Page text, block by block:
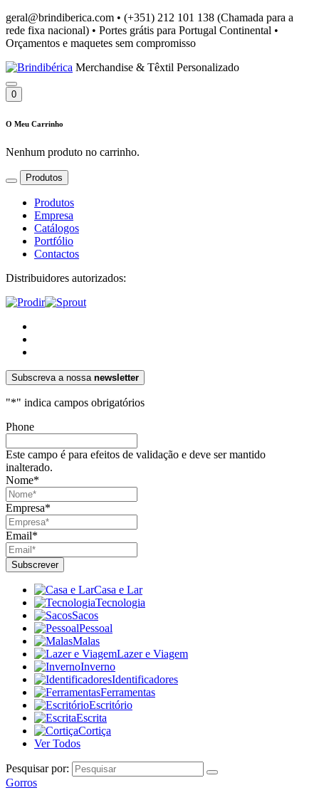
geral@brindiberica.com • (+351) 212 101 138 (Chamada para a
rede fixa nacional) • Portes grátis para Portugal Continental •
Orçamentos e maquetes sem compromisso
Merchandise & Têxtil Personalizado
0
O Meu Carrinho
Nenhum produto no carrinho.
Produtos
Produtos
Empresa
Catálogos
Portfólio
Contactos
Distribuidores autorizados:
Subscreva a nossa newsletter
"*" indica campos obrigatórios
Phone
Este campo é para efeitos de validação e deve ser mantido
inalterado.
Nome*
Empresa*
Email*
Casa e Lar
Tecnologia
Sacos
Pessoal
Malas
Lazer e Viagem
Inverno
Identificadores
Ferramentas
Escritório
Escrita
Cortiça
Ver Todos
Pesquisar por:
Gorros